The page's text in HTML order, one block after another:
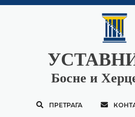
Босне и
ПРЕТРАГА